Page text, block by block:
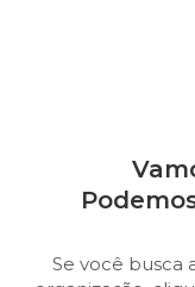
Se você busca